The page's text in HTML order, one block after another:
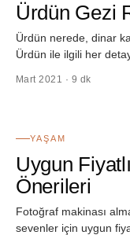
Ürdün Gezi
Ürdün nerede, dinar
Ürdün ile ilgili her
Mart 2021 · 9 dk
YAŞAM
Uygun
Önerileri
Fotoğraf makinası
sevenler için uygun